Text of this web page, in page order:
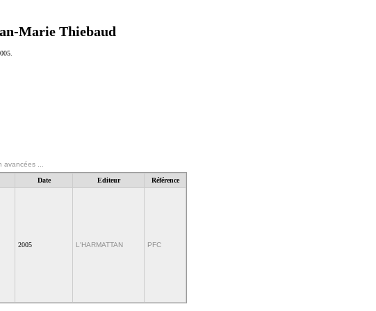
Marie Thiebaud
avancées ...
Date Editeur Référence
2005 L'HARMATTAN PFC